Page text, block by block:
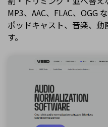
MP3、AAC、FLAC、OGG
ポッドキャスト、音楽、
す。